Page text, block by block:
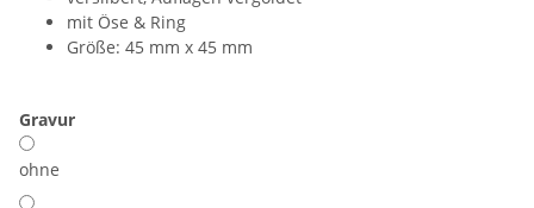
mit Öse & Ring
Größe: 45 mm x 45 mm
Gravur
ohne